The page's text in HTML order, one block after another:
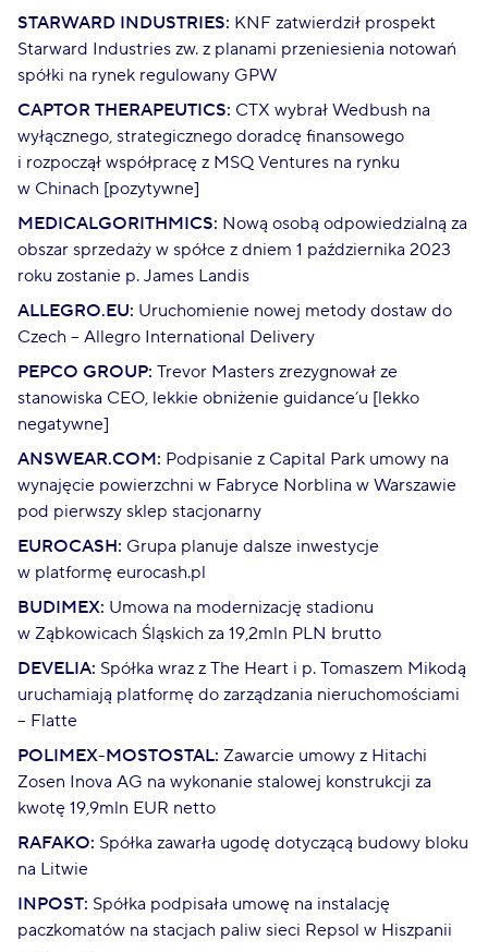
STARWARD INDUSTRIES: KNF zatwierdził prospekt
Starward Industries zw. z planami przeniesienia notowań
spółki na rynek regulowany GPW
CAPTOR THERAPEUTICS: CTX wybrał Wedbush na
wyłącznego, strategicznego doradcę finansowego
i rozpoczął współpracę z MSQ Ventures na rynku
w Chinach [pozytywne]
MEDICALGORITHMICS: Nową osobą odpowiedzialną za
obszar sprzedaży w spółce z dniem 1 października 2023
roku zostanie p. James Landis
ALLEGRO.EU: Uruchomienie nowej metody dostaw do
Czech – Allegro International Delivery
PEPCO GROUP: Trevor Masters zrezygnował ze
stanowiska CEO, lekkie obniżenie guidance’u [lekko
negatywne]
ANSWEAR.COM: Podpisanie z Capital Park umowy na
wynajęcie powierzchni w Fabryce Norblina w Warszawie
pod pierwszy sklep stacjonarny
EUROCASH: Grupa planuje dalsze inwestycje
w platformę eurocash.pl
BUDIMEX: Umowa na modernizację stadionu
w Ząbkowicach Śląskich za 19,2mln PLN brutto
DEVELIA: Spółka wraz z The Heart i p. Tomaszem Mikodą
uruchamiają platformę do zarządzania nieruchomościami
– Flatte
POLIMEX-MOSTOSTAL: Zawarcie umowy z Hitachi
Zosen Inova AG na wykonanie stalowej konstrukcji za
kwotę 19,9mln EUR netto
RAFAKO: Spółka zawarła ugodę dotyczącą budowy bloku
na Litwie
INPOST: Spółka podpisała umowę na instalację
paczkomatów na stacjach paliw sieci Repsol w Hiszpanii